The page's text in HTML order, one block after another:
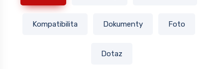
Kompatibilita Dokumenty Foto
Dotaz